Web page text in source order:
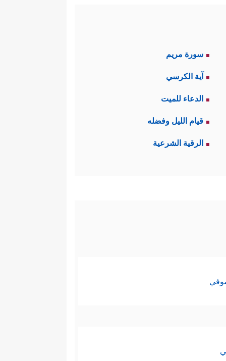
سورة مريم
آية الكرسي
الدعاء للميت
قيام الليل وفضله
الرقية الشرعية